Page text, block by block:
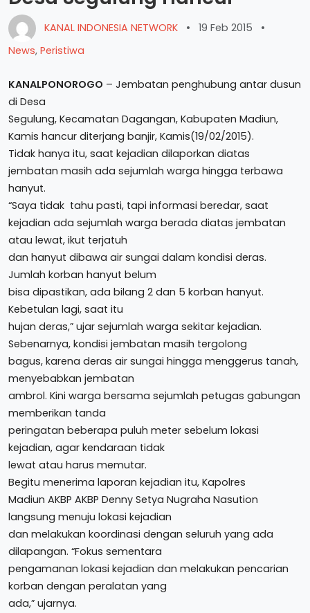
KANAL INDONESIA NETWORK • 19 Feb 2015
•
News, Peristiwa
KANALPONOROGO – Jembatan penghubung antar dusun
di Desa
Segulung, Kecamatan Dagangan, Kabupaten Madiun,
Kamis hancur diterjang banjir, Kamis(19/02/2015).
Tidak hanya itu, saat kejadian dilaporkan diatas
jembatan masih ada sejumlah warga hingga terbawa
hanyut.
“Saya tidak tahu pasti, tapi informasi beredar, saat
kejadian ada sejumlah warga berada diatas jembatan
atau lewat, ikut terjatuh
dan hanyut dibawa air sungai dalam kondisi deras.
Jumlah korban hanyut belum
bisa dipastikan, ada bilang 2 dan 5 korban hanyut.
Kebetulan lagi, saat itu
hujan deras,” ujar sejumlah warga sekitar kejadian.
Sebenarnya, kondisi jembatan masih tergolong
bagus, karena deras air sungai hingga menggerus tanah,
menyebabkan jembatan
ambrol. Kini warga bersama sejumlah petugas gabungan
memberikan tanda
peringatan beberapa puluh meter sebelum lokasi
kejadian, agar kendaraan tidak
lewat atau harus memutar.
Begitu menerima laporan kejadian itu, Kapolres
Madiun AKBP AKBP Denny Setya Nugraha Nasution
langsung menuju lokasi kejadian
dan melakukan koordinasi dengan seluruh yang ada
dilapangan. “Fokus sementara
pengamanan lokasi kejadian dan melakukan pencarian
korban dengan peralatan yang
ada,” ujarnya.